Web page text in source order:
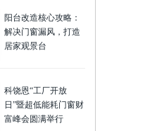
阳台改造核心攻略：
解决门窗漏风，打造
居家观景台
科饶恩“工厂开放
日”暨超低能耗门窗财
富峰会圆满举行